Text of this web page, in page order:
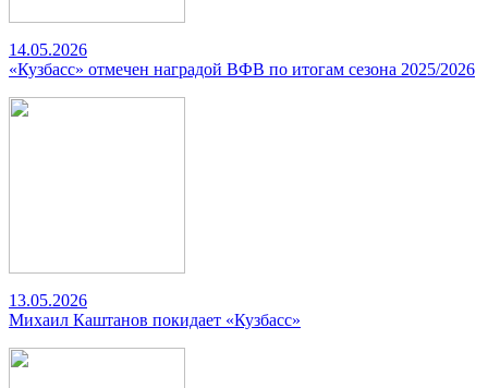
14.05.2026
«Кузбасс» отмечен наградой ВФВ по итогам сезона 2025/2026
13.05.2026
Михаил Каштанов покидает «Кузбасс»